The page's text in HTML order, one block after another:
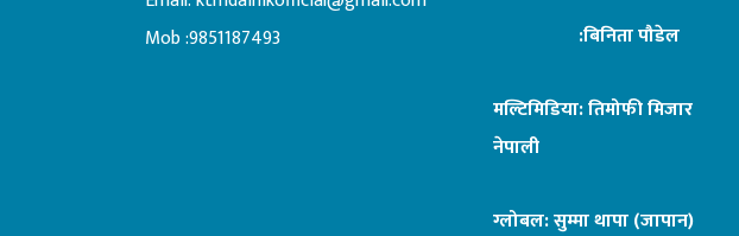
Mob :9851187493
:बिनिता पौडेल
मल्टिमिडिया: तिमोफी मिजार
नेपाली
ग्लोबल: सुम्मा थापा (जापान)